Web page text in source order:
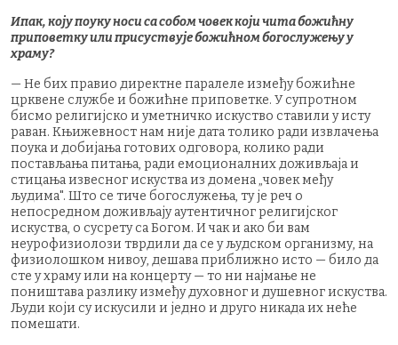
Ипак, коју поуку носи са собом човек који чита божићну
приповетку или присуствује божићном богослужењу у
храму?
— Не бих правио директне паралеле између божићне
црквене службе и божићне приповетке. У супротном
бисмо религијско и уметничко искуство ставили у исту
раван. Књижевност нам није дата толико ради извлачења
поука и добијања готових одговора, колико ради
постављања питања, ради емоционалних доживљаја и
стицања извесног искуства из домена „човек међу
људима". Што се тиче богослужења, ту је реч о
непосредном доживљају аутентичног религијског
искуства, о сусрету са Богом. И чак и ако би вам
неурофизиолози тврдили да се у људском организму, на
физиолошком нивоу, дешава приближно исто — било да
сте у храму или на концерту — то ни најмање не
поништава разлику између духовног и душевног искуства.
Људи који су искусили и једно и друго никада их неће
помешати.